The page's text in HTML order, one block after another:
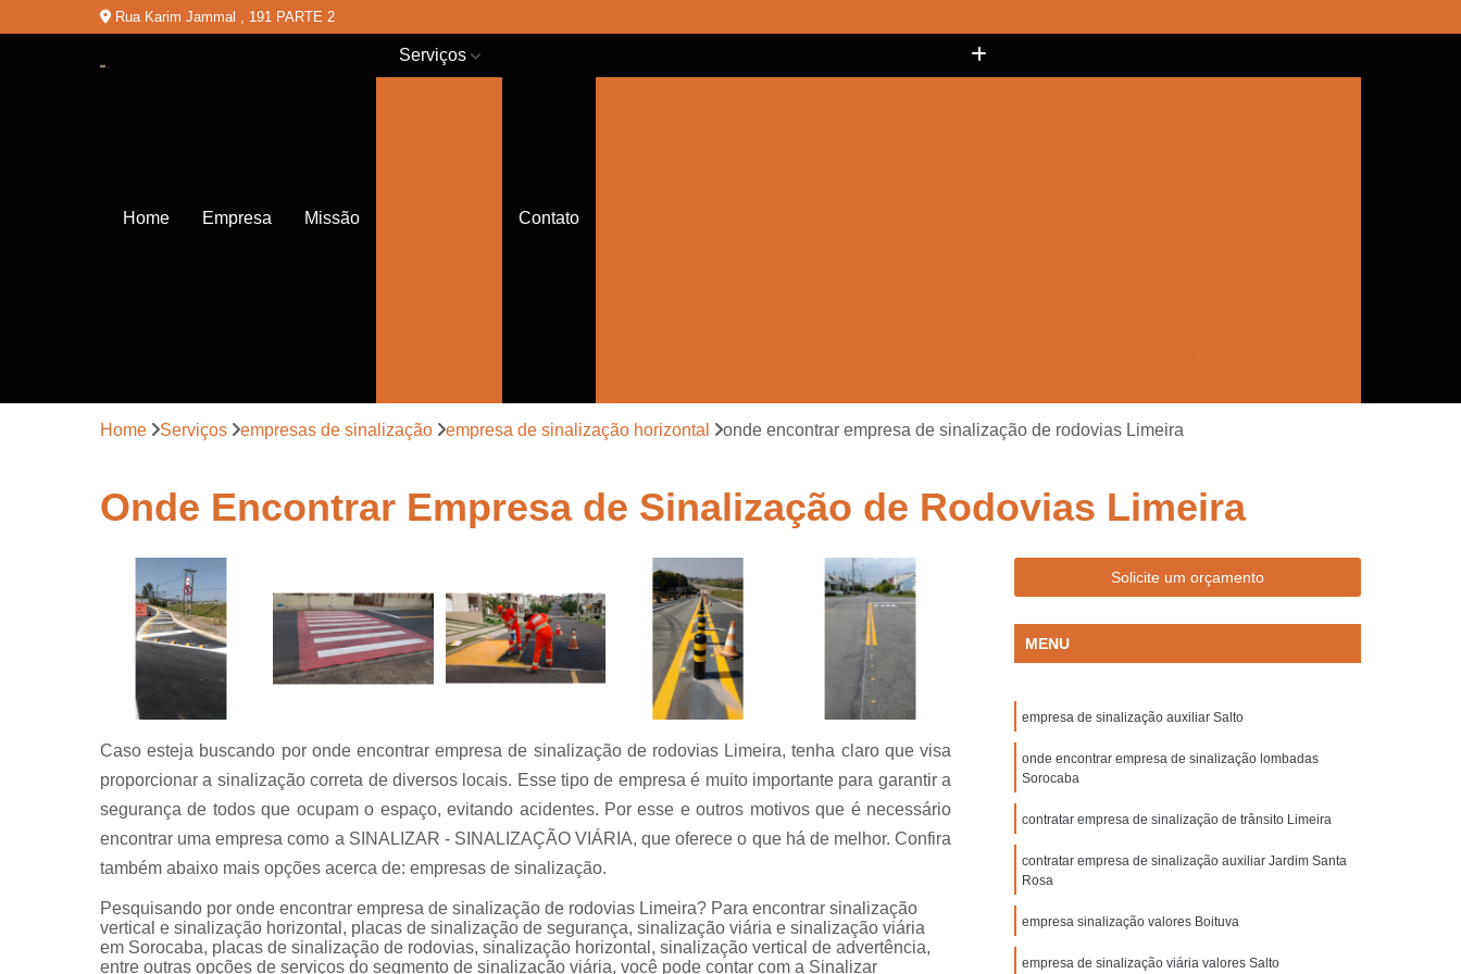
Rua Karim Jammal , 191 PARTE 2
Home Empresa Missão
Serviços
Placas de
segurança
Placas de
Sinalização
de obra
Sinalização
horizontal
Sinalizações
Tachões
Contato
Cone Sinalizador de Trânsito
Cone Trânsito
Empresa de Sinalização
Empresa de Sinalização de Rodovias
Empresa de Sinalização de Trânsito
Empresa de Sinalização Vertical
Empresa de Sinalização Viária
Empresa Sinalização
Empresa Sinalização de Trânsito
Lombada com Faixa de Pedestre
Lombada de Borracha para Condomínio
Lombada de Rua
Lombada Elevada
Lombada para Estacionamento
Lombada para Garagem
Lombada Quebra Mola
Lombada Trânsito
Pintura de Sinalização
Pintura de Sinalização Horizontal
Pintura de Sinalização Tipo Viária
Pintura de Sinalização Viária
Pintura Placa de Sinalização
Pintura Sinalização
Pintura Sinalização Horizontal
Pintura Sinalização Tipo Horizontal
Placa de Sinalização de Segurança
Placas de Sinalização de Segurança Bombeiros
Home Serviços empresas de sinalização empresa de sinalização horizontal onde encontrar empresa de sinalização de rodovias Limeira
Onde Encontrar Empresa de Sinalização de Rodovias Limeira
Caso esteja buscando por onde encontrar empresa de sinalização de rodovias Limeira, tenha claro que visa
proporcionar a sinalização correta de diversos locais. Esse tipo de empresa é muito importante para garantir a
segurança de todos que ocupam o espaço, evitando acidentes. Por esse e outros motivos que é necessário
encontrar uma empresa como a SINALIZAR - SINALIZAÇÃO VIÁRIA, que oferece o que há de melhor. Confira
também abaixo mais opções acerca de: empresas de sinalização.
Pesquisando por onde encontrar empresa de sinalização de rodovias Limeira? Para encontrar sinalização
vertical e sinalização horizontal, placas de sinalização de segurança, sinalização viária e sinalização viária
em Sorocaba, placas de sinalização de rodovias, sinalização horizontal, sinalização vertical de advertência,
entre outras opções de serviços do segmento de sinalização viária, você pode contar com a Sinalizar
Solicite um orçamento
MENU
empresa de sinalização auxiliar Salto
onde encontrar empresa de sinalização lombadas
Sorocaba
contratar empresa de sinalização de trânsito Limeira
contratar empresa de sinalização auxiliar Jardim Santa
Rosa
empresa sinalização valores Boituva
empresa de sinalização viária valores Salto